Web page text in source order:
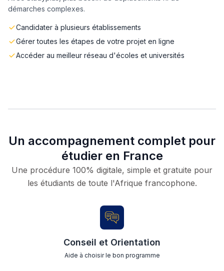
démarches complexes.
Candidater à plusieurs établissements
Gérer toutes les étapes de votre projet en ligne
Accéder au meilleur réseau d'écoles et universités
Un accompagnement complet pour
étudier en France
Une procédure 100% digitale, simple et gratuite pour
les étudiants de toute l'Afrique francophone.
Conseil et Orientation
Aide à choisir le bon programme